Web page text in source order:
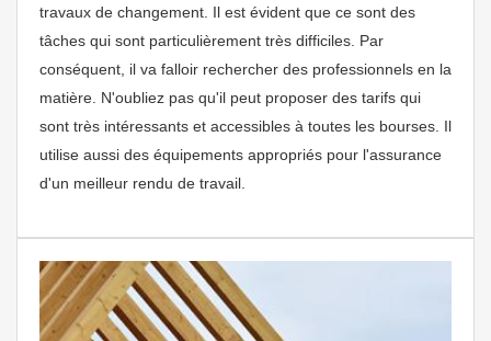
travaux de changement. Il est évident que ce sont des
tâches qui sont particulièrement très difficiles. Par
conséquent, il va falloir rechercher des professionnels en la
matière. N'oubliez pas qu'il peut proposer des tarifs qui
sont très intéressants et accessibles à toutes les bourses. Il
utilise aussi des équipements appropriés pour l'assurance
d'un meilleur rendu de travail.